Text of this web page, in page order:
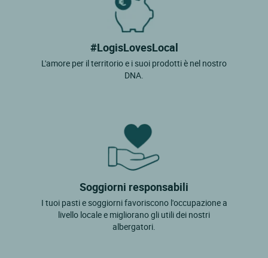
#LogisLovesLocal
L'amore per il territorio e i suoi prodotti è nel nostro
DNA.
Soggiorni responsabili
I tuoi pasti e soggiorni favoriscono l'occupazione a
livello locale e migliorano gli utili dei nostri
albergatori.